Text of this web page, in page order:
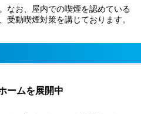
なお、屋内での喫煙を認めている
受動喫煙対策を講じております。
ームを展開中